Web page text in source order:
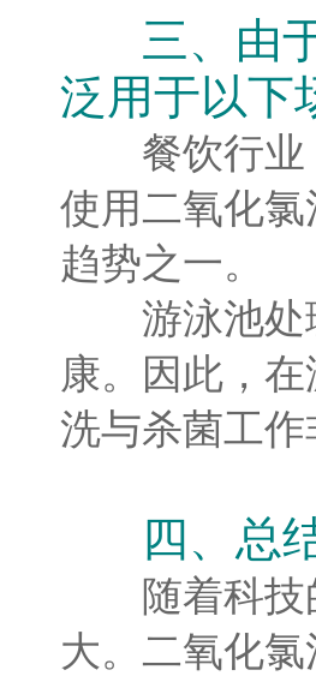
三、由
泛用于以下
餐饮行业：
使用二氧化
趋势之一。
游泳池处理
康。因此，
洗与杀菌工作
四、总
随着科技的
大。二氧化